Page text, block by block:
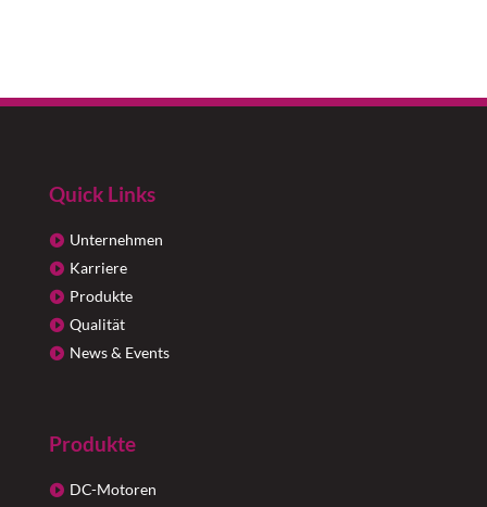
Quick Links
Unternehmen
Karriere
Produkte
Qualität
News & Events
Produkte
DC-Motoren